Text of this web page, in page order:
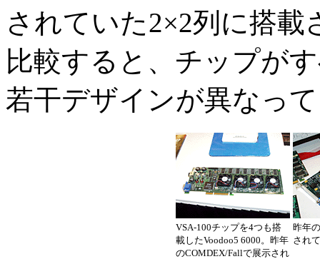
されていた2×2列に搭
比較すると、チップが
若干デザインが異なっ
VSA-100チップを4つも搭
載したVoodoo5 6000。昨年
のCOMDEX/Fallで展示され
昨年
され